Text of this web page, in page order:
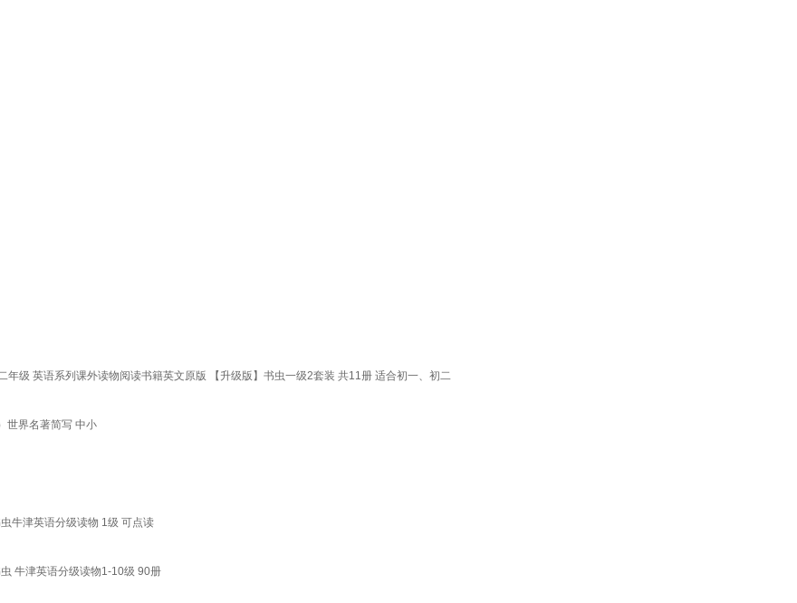
级 英语系列课外读物阅读书籍英文原版 【升级版】书虫一级2套装 共11册 适合初一、初二
世界名著简写 中小
牛津英语分级读物 1级 可点读
牛津英语分级读物1-10级 90册